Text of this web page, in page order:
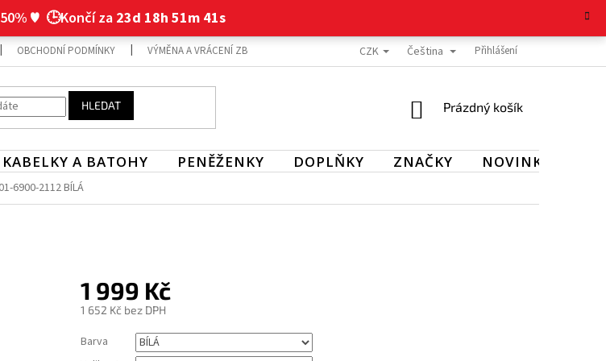
♥ 🕒Končí za 23d 18h 51m 40s
OBCHODNÍ PODMÍNKY VÝMĚNA A VRÁCENÍ ZBOŽÍ REKLAMAČNÍ ŘÁD OCHRANA OSOBNÍCH ÚDAJŮ
CZK Čeština Přihlášení
HLEDAT
NÁKUPNÍ
Prázdný košík
KABELKY A BATOHY PENĚŽENKY DOPLŇKY ZNAČKY NOVINKY
6900-2112 BÍLÁ
1 999 Kč
1 652 Kč bez DPH
cena:
Barva